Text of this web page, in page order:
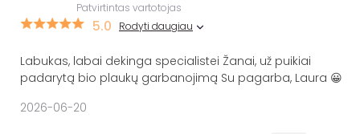
Patvirtintas vartotojas
5.0 Rodyti daugiau
Labukas, labai dekinga specialistei Žanai, už puikiai
padarytą bio plaukų garbanojimą Su pagarba, Laura 😀
2026-06-20